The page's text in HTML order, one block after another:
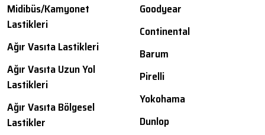
Midibüs/Kamyonet
Lastikleri
Ağır Vasıta Lastikleri
Ağır Vasıta Uzun Yol
Lastikleri
Ağır Vasıta Bölgesel
Lastikler
Goodyear
Continental
Barum
Pirelli
Yokohama
Dunlop